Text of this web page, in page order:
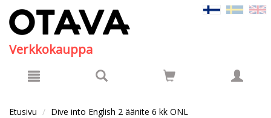
Verkkokauppa
Etusivu Dive into English 2 äänite 6 kk ONL